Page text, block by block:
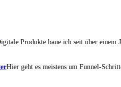
Produkte baue ich seit über einem
Hier geht es meistens um Funnel-